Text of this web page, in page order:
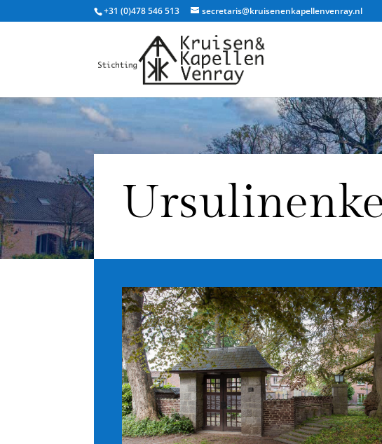
+31 (0)478 546 513 secretaris@kruisenenkapellenvenray.nl